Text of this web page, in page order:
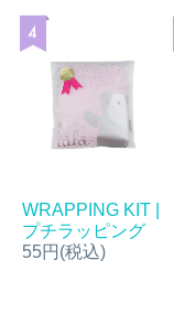
WRAPPING KIT |
プチラッピング
55円(税込)